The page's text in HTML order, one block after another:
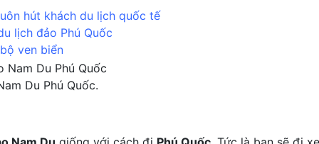
hút khách du lịch quốc tế
lịch đảo Phú Quốc
ven biển
Du Phú Quốc.